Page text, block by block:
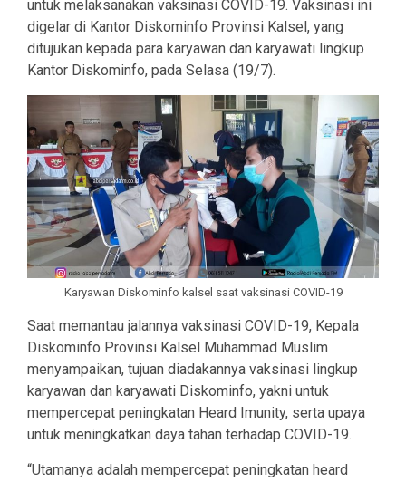
untuk melaksanakan vaksinasi COVID-19. Vaksinasi ini
digelar di Kantor Diskominfo Provinsi Kalsel, yang
ditujukan kepada para karyawan dan karyawati lingkup
Kantor Diskominfo, pada Selasa (19/7).
Karyawan Diskominfo kalsel saat vaksinasi COVID-19
Saat memantau jalannya vaksinasi COVID-19, Kepala
Diskominfo Provinsi Kalsel Muhammad Muslim
menyampaikan, tujuan diadakannya vaksinasi lingkup
karyawan dan karyawati Diskominfo, yakni untuk
mempercepat peningkatan Heard Imunity, serta upaya
untuk meningkatkan daya tahan terhadap COVID-19.
“Utamanya adalah mempercepat peningkatan heard